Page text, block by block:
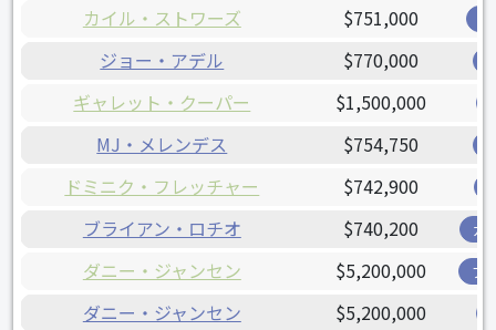
カイル・ストワーズ $751,000
ジョー・アデル $770,000
ギャレット・クーパー $1,500,000
MJ・メレンデス $754,750
ドミニク・フレッチャー $742,900
ブライアン・ロチオ $740,200 ガ
ダニー・ジャンセン $5,200,000 ブ
ダニー・ジャンセン $5,200,000